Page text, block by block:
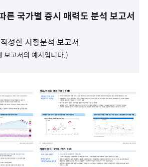
른 국가별 증시 매력도 분석 보고서
한 시황분석 보고서
보고서의 예시입니다.)